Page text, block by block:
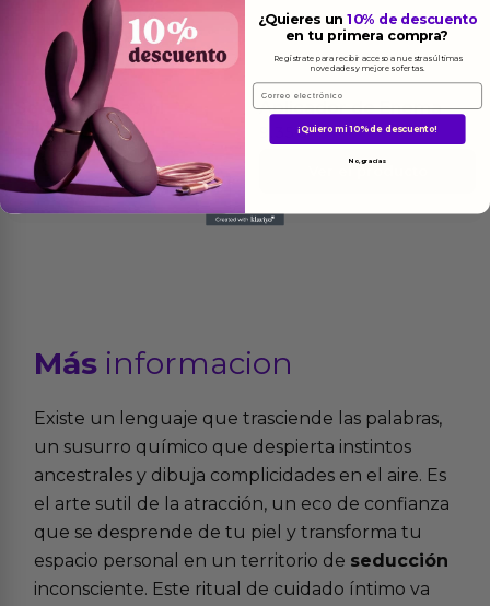
Soren Ducha Anl
Silicona 160 ml
21.75
Ver el producto
Aplicador de Enema
€
Más informacion
Existe un lenguaje que trasciende las palabras,
un susurro químico que despierta instintos
ancestrales y dibuja complicidades en el aire. Es
el arte sutil de la atracción, un eco de confianza
que se desprende de tu piel y transforma tu
espacio personal en un territorio de seducción
inconsciente. Este ritual de cuidado íntimo va
¿Quieres un10% de descuento
en tu primera compra?
Regístrate para recibir acceso a nuestras últimas
novedades y mejores ofertas.
Email
¡Quiero mi 10% de descuento!
No, gracias